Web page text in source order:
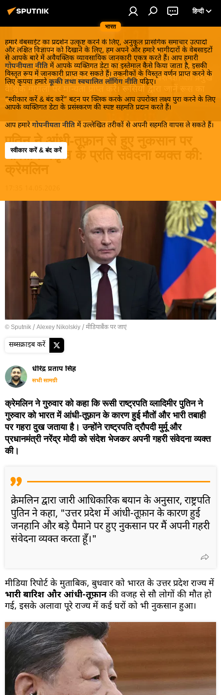
भारत
हिन्दी
हमारे वेबसाईट का प्रदर्शन उत्कृष्ट करने के लिए, अनुकूल प्रासंगिक समाचार उत्पादों
और लक्षित विज्ञापन को दिखाने के लिए, हम अपने और हमारे भागीदारों के वेबसाइटों
से आपके बारे में अवैयक्तिक व्यावसायिक जानकारी एकत्र करते हैं। आप हमारी
गोपनीयता नीति में आपके व्यक्तिगत डेटा का इस्तेमाल कैसे किया जाता है, इसकी
विस्तृत रूप में जानकारी प्राप्त कर सकते हैं। तकनीकों के विस्तृत वर्णन प्राप्त करने के
लिए कृपया हमारे कूकी तथा स्वचालित लॉगिंग नीति पढ़िए।
“स्वीकार करें & बंद करें” बटन पर क्लिक करके आप उपरोक्त लक्ष्य पुरा करने के लिए
आपके व्यक्तिगत डेटा के प्रसंस्करण की स्पष्ट सहमति प्रदान करते हैं।
आप हमारे गोपनीयता नीति में उल्लेखित तरीकों से अपनी सहमति वापस ले सकते हैं।
स्वीकार करें & बंद करें
रूस की खबरें
रूस की गरमा-गरम खबरें जानें! सबसे रोचक आंतरिक मामलों के
बारे में सूचना, रूस से स्पेशल स्टोरीस और रूसी विशेषज्ञों की प्रमुख
वैश्विक मामलों पर मान्यता प्राप्त करें। रूसियों द्वारा जानें रूस का
सच!
पुतिन ने आंधी-तूफ़ान से हुए नुकसान पर
भारतीय नेतृत्व के प्रति संवेदना व्यक्त की:
© Sputnik / Alexey Nikolskiy /मीडियाबैंक पर जाएं
सब्सक्राइब करें
धीरेंद्र प्रताप सिंह
सभी सामग्री
क्रेमलिन ने गुरुवार को कहा कि रूसी राष्ट्रपति व्लादिमीर पुतिन ने
गुरुवार को भारत में आंधी-तूफ़ान के कारण हुई मौतों और भारी तबाही
पर गहरा दुख जताया है। उन्होंने राष्ट्रपति द्रौपदी मुर्मू और
प्रधानमंत्री नरेंद्र मोदी को संदेश भेजकर अपनी गहरी संवेदना व्यक्त
की।
क्रेमलिन द्वारा जारी आधिकारिक बयान के अनुसार, राष्ट्रपति
पुतिन ने कहा, "उत्तर प्रदेश में आंधी-तूफ़ान के कारण हुई
जनहानि और बड़े पैमाने पर हुए नुकसान पर मैं अपनी गहरी
संवेदना व्यक्त करता हूँ।"
मीडिया रिपोर्ट के मुताबिक, बुधवार को भारत के उत्तर प्रदेश राज्य में
भारी बारिश और आंधी-तूफ़ानकी वजह से सौ लोगों की मौत हो
गई, इसके अलावा पूरे राज्य में कई घरों को भी नुकसान हुआ।